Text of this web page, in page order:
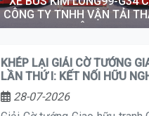
XE BUS KIM LONG99-G34
CÔNG TY TNHH VẬN TẢI
KHÉP LẠI GIẢI CỜ TƯỚNG
LẦN THỨ I: KẾT NỐI HỮU
28-07-2026